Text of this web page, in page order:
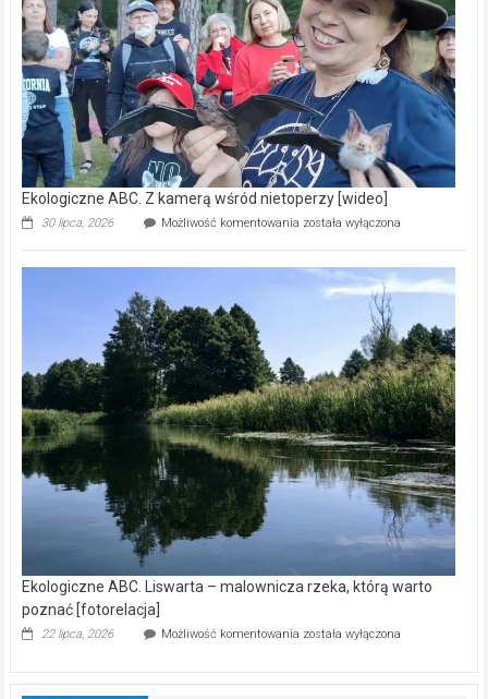
natury
[wideo]
Ekologiczne ABC. Z kamerą wśród nietoperzy [wideo]
30 lipca, 2026 Możliwość komentowania Ekologiczne
kamerą
wśród
została wyłączona
Ekologiczne ABC. Liswarta – malownicza rzeka, którą warto
poznać [fotorelacja]
22 lipca, 2026 Możliwość komentowania Ekologiczne
–
została wyłączona